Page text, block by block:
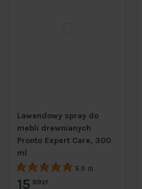
Lawendowy spray do
mebli drewnianych
Pronto Expert Care, 300
ml
5.0 (1)
15 99zł